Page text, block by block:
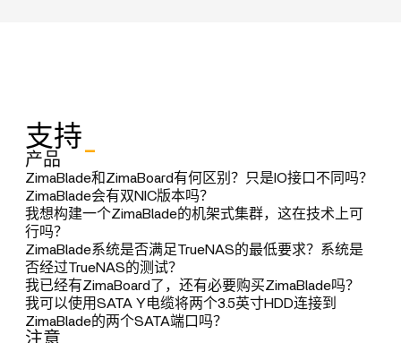
支持
产品
ZimaBlade和ZimaBoard有何区别？只是IO接口不同吗？
ZimaBlade设计为更紧凑、预算友好的选项，功能稍有
减少，旨在使家庭实验室和个人云设置更易于访问。
然而，ZimaBoard将专注于更大的尺寸、增强的性能和
更多的接口选项，远离ZimaBlade的超紧凑设计。这些
差异意味着ZimaBoard和ZimaBlade在Zima产品生态系
统内迎合了不同的用例，反映了两年来的社区反馈和用
户建议。
ZimaBlade会有双NIC版本吗？
多NIC产品线将定位于ZimaBoard及其后续型号。
ZimaBlade将更多关注信用卡大小、被动散热和可堆叠
产品形态的发展。
当前版本仍采用Realtek的NIC。
我想构建一个ZimaBlade的机架式集群，这在技术上可
行吗？
通过社区互动，我们发现集群是一个受欢迎的应用场
景。利用PVE和Ansible等软件，您可以快速建立一个紧
凑的桌面级集群。Zima团队还在探索基于ZimaBlade的
HAL9000原型灵感的服务器概念设计。
ZimaBlade系统是否满足TrueNAS的最低要求？系统是
否经过TrueNAS的测试？
是的，我们之前进行了TrueNAS的基本兼容性测试和验
证。此外，这里有一个用户在ZimaBoard上安装测试视
频的链接供您参考：https://www.youtube.com/watch?
v=DwHvHMTkva8
我已经有ZimaBoard了，还有必要购买ZimaBlade吗？
我们花了一些时间定制优化，使ZimaBlade支持16GB
RAM。
我可以使用SATA Y电缆将两个3.5英寸HDD连接到
ZimaBlade的两个SATA端口吗？
是的，SATA Y电缆完全兼容将两个3.5英寸HDD连接到